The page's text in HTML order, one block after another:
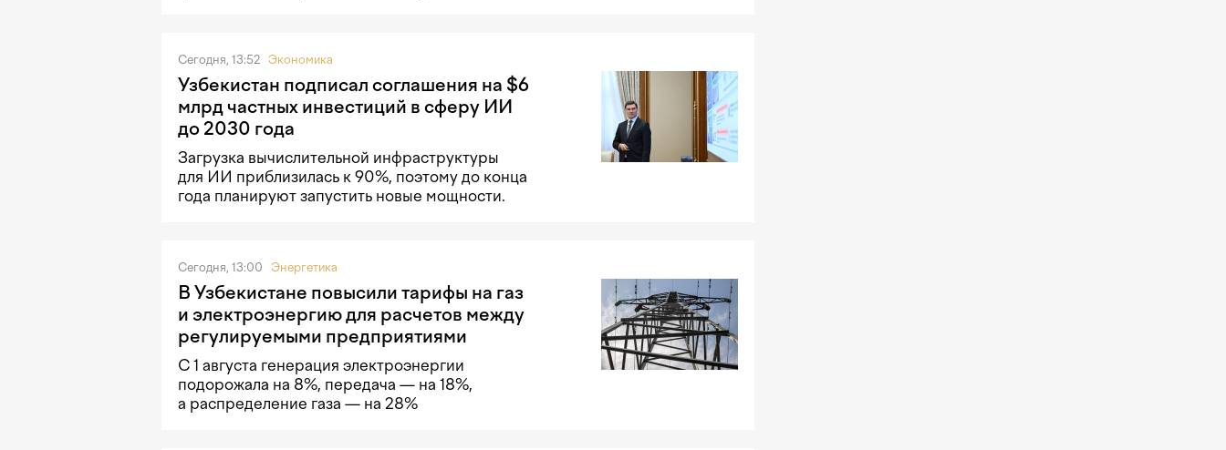
Сегодня, 13:52 Экономика
Узбекистан подписал соглашения на $6
млрд частных инвестиций в сферу ИИ
до 2030 года
Загрузка вычислительной инфраструктуры
для ИИ приблизилась к 90%, поэтому до конца
года планируют запустить новые мощности.
Сегодня, 13:00 Энергетика
В Узбекистане повысили тарифы на газ
и электроэнергию для расчетов между
регулируемыми предприятиями
С 1 августа генерация электроэнергии
подорожала на 8%, передача — на 18%,
а распределение газа — на 28%